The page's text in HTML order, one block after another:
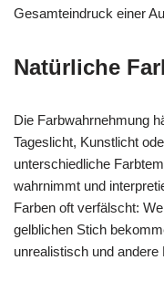
Gesamteindruck einer
Natürliche
Die Farbwahrnehmung
Tageslicht, Kunstlicht
unterschiedliche
wahrnimmt und
Farben oft verfälscht:
gelblichen Stich
unrealistisch und andere